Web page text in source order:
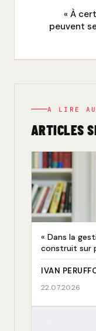
« À
peuvent
A LIRE
ARTICLES
« Dans la
construit sur
IVAN
22.07.2026